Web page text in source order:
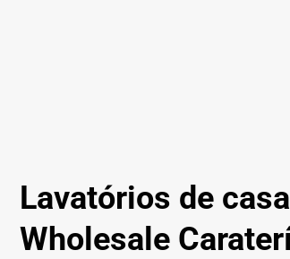
Lavatórios de
Wholesale